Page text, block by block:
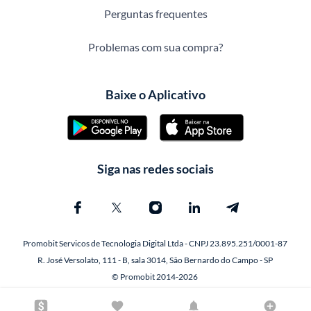
Perguntas frequentes
Problemas com sua compra?
Baixe o Aplicativo
Siga nas redes sociais
Promobit Servicos de Tecnologia Digital Ltda - CNPJ 23.895.251/0001-87
R. José Versolato, 111 - B, sala 3014, São Bernardo do Campo - SP
© Promobit 2014-2026